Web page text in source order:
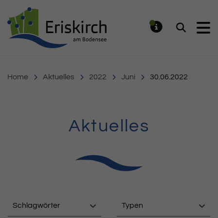
Suchen
Home Aktuelles 2022 Juni 30.06.2022
Aktuelles
Schlagwörter Typen